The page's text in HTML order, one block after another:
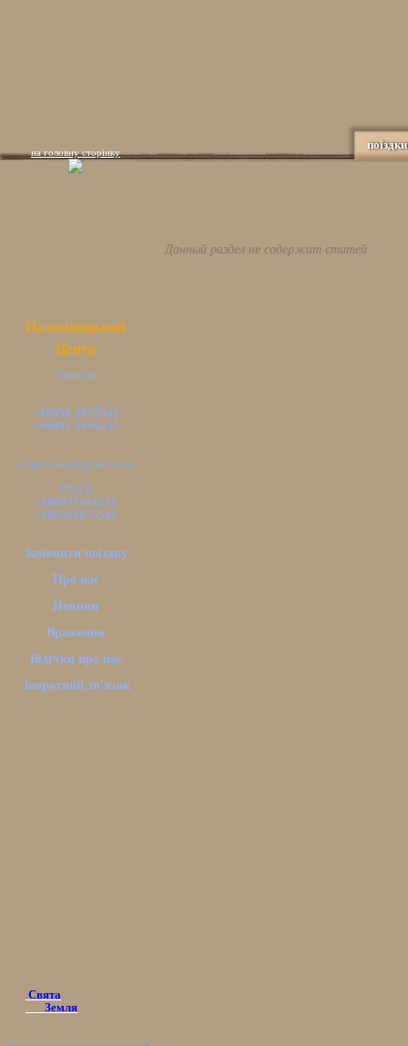
поїздки
на головну сторінку
Паломницький
Центр
Україна
+38050-2655542
+38097-5454255
pilgrimsua@gmail.com
VIBER
+380975454255
+380502655542
Замовити поїздку
Про нас
Новини
Враження
Відгуки про нас
Зворотний зв'язок
Свята
Земля
Данный раздел не содержит статей